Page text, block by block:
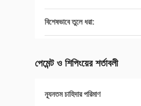
বিশেষভাবে তুলে ধরা:
পেমেন্ট ও শিপিংয়ের শর্তাবলী
ন্যূনতম চাহিদার পরিমাণ